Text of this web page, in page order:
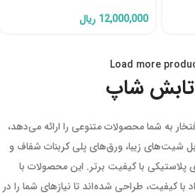
12,000,000 ریال
Load more
تابش شاپ
به شما محصولات متنوعی را ارائه می‌دهد،
شیت‌های زیبا، ورق‌های پلی کربنات شفاف و
پلاستیکی با کیفیت برتر. این محصولات با
با کیفیت، طراحی شده‌اند تا نیازهای شما را در